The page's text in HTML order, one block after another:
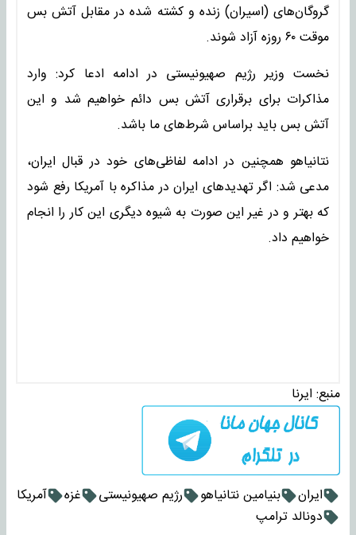
گروگان‌های (اسیران) زنده و کشته شده در مقابل آتش بس
موقت ۶۰ روزه آزاد شوند.
نخست وزیر رژیم صهیونیستی در ادامه ادعا کرد: وارد
مذاکرات برای برقراری آتش بس دائم خواهیم شد و این
آتش بس باید براساس شرط‌های ما باشد.
نتانیاهو همچنین در ادامه لفاظی‌های خود در قبال ایران،
مدعی شد: اگر تهدیدهای ایران در مذاکره با آمریکا رفع شود
که بهتر و در غیر این صورت به شیوه دیگری این کار را انجام
خواهیم داد.
منبع: ایرنا
ایران بنیامین نتانیاهو رژیم صهیونیستی غزه
آمریکا
دونالد ترامپ